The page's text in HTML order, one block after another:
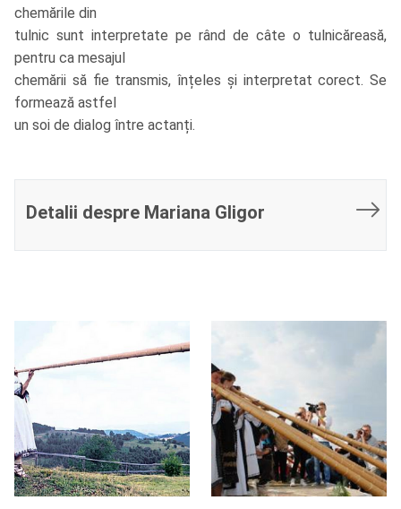
chemările din
tulnic sunt interpretate pe rând de câte o tulnicăreasă,
pentru ca mesajul
chemării să fie transmis, înțeles și interpretat corect. Se
formează astfel
un soi de dialog între actanți.
Detalii despre Mariana Gligor